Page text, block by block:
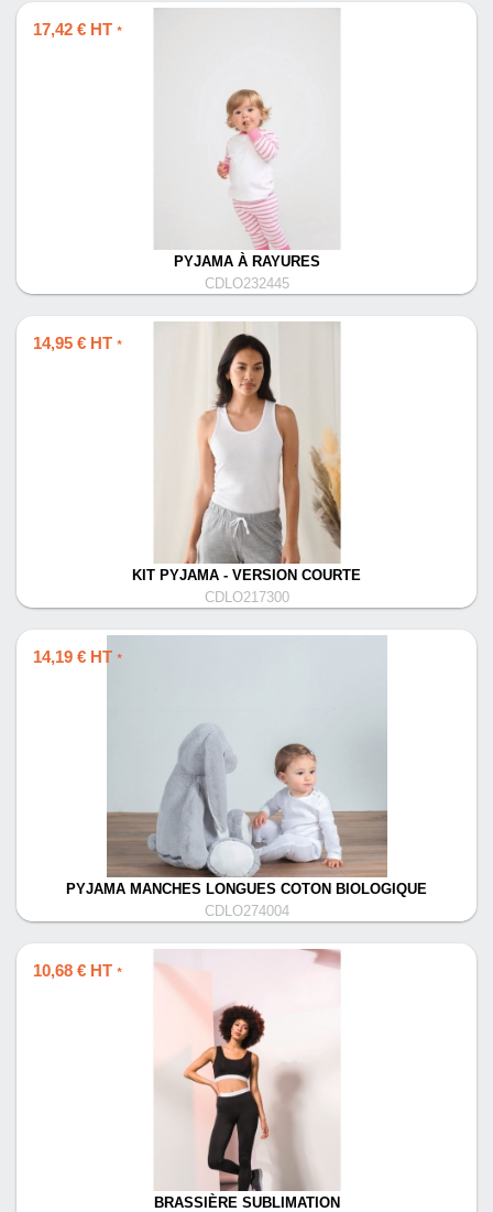
17,42 € HT *
PYJAMA À RAYURES
CDLO232445
14,95 € HT *
KIT PYJAMA - VERSION COURTE
CDLO217300
14,19 € HT *
PYJAMA MANCHES LONGUES COTON BIOLOGIQUE
CDLO274004
10,68 € HT *
BRASSIÈRE SUBLIMATION